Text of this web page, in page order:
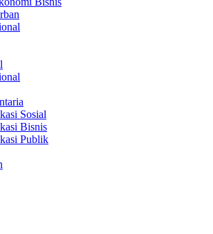
Sosial
Bisnis
Publik